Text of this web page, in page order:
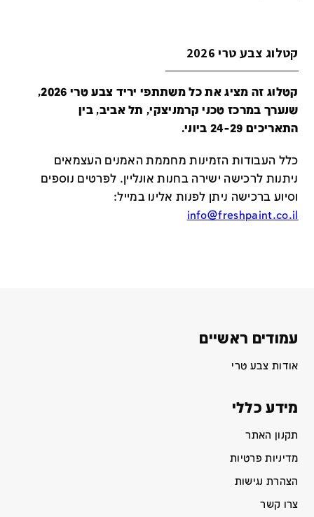
קטלוג צבע טרי 2026
קטלוג זה מציג את כל משתתפי יריד צבע טרי 2026,
שנערך במרכז טכני קרמניצקי, תל אביב, בין
התאריכים 24-29 ביוני.
כלל העבודות הזמינות מחממת האמנים העצמאים
ניתנות לרכישה ישירה בחנות אונליין. לפרטים נוספים
וסיוע ברכישה ניתן לפנות אלינו במייל:
info@freshpaint.co.il
עמודים ראשיים
אודות צבע טרי
מידע כללי
תקנון האתר
מדיניות פרטיות
הצהרת נגישות
צרו קשר